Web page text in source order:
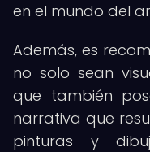
en el mundo del
Además, es
no solo sean
que también
narrativa que
pinturas y